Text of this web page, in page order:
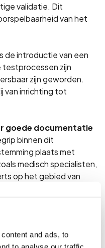
and ads, to
validatie. Dit
van het
de introductie van een
zijn
zijn geworden.
van inrichting tot
goede documentatie
binnen dit
plaats met
medisch specialisten,
op het gebied van
werken alle
worden fouten